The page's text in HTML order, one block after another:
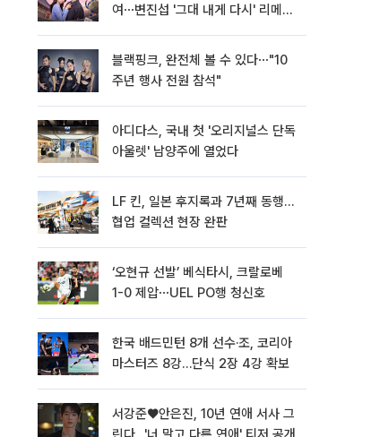
여⋯변진섭 '그대 내게 다시' 리메이
블랙핑크, 완전체 볼 수 있다⋯"10
주년 행사 전원 참석"
아디다스, 국내 첫 '오리지널스 단독
아울렛' 남양주에 열었다
LF 킨, 일본 후지록과 7년째 동행…
협업 컬렉션 현장 완판
‘오현규 선발’ 베식타시, 크랄로베
1-0 제압⋯UEL PO행 청신호
한국 배드민턴 8개 선수·조, 코리아
마스터즈 8강…단식 2장 4강 확보
서강준♥안은진, 10년 연애 서사 그